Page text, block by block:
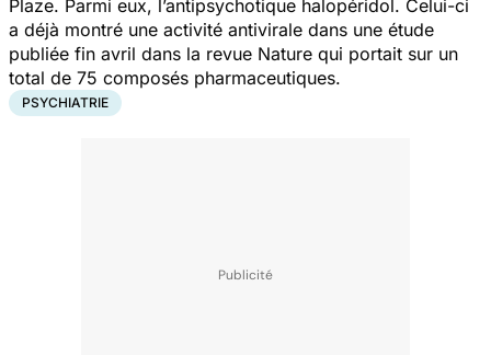
Plaze. Parmi eux, l’antipsychotique halopéridol. Celui-ci
a déjà montré une activité antivirale dans une étude
publiée fin avril dans la revue Nature qui portait sur un
total de 75 composés pharmaceutiques.
PSYCHIATRIE